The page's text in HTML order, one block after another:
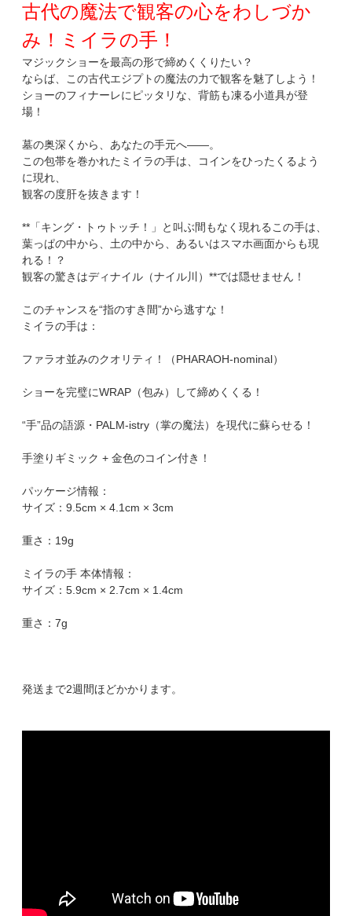
古代の魔法で観客の心をわしづか
み！ミイラの手！
マジックショーを最高の形で締めくくりたい？
ならば、この古代エジプトの魔法の力で観客を魅了しよう！
ショーのフィナーレにピッタリな、背筋も凍る小道具が登
場！
墓の奥深くから、あなたの手元へ――。
この包帯を巻かれたミイラの手は、コインをひったくるよう
に現れ、
観客の度肝を抜きます！
**「キング・トゥトッチ！」と叫ぶ間もなく現れるこの手は、
葉っぱの中から、土の中から、あるいはスマホ画面からも現
れる！？
観客の驚きはディナイル（ナイル川）**では隠せません！
このチャンスを“指のすき間”から逃すな！
ミイラの手は：
ファラオ並みのクオリティ！（PHARAOH-nominal）
ショーを完璧にWRAP（包み）して締めくくる！
“手”品の語源・PALM-istry（掌の魔法）を現代に蘇らせる！
手塗りギミック + 金色のコイン付き！
パッケージ情報：
サイズ：9.5cm × 4.1cm × 3cm
重さ：19g
ミイラの手 本体情報：
サイズ：5.9cm × 2.7cm × 1.4cm
重さ：7g
発送まで2週間ほどかかります。